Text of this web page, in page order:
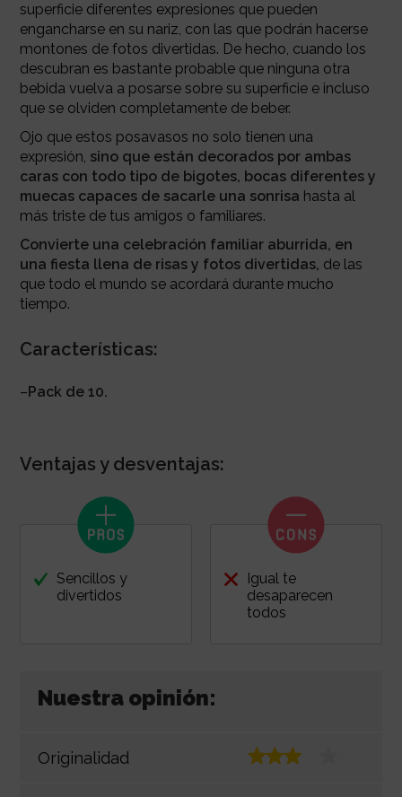
superficie diferentes expresiones que pueden
engancharse en su nariz, con las que podrán hacerse
montones de fotos divertidas. De hecho, cuando los
descubran es bastante probable que ninguna otra
bebida vuelva a posarse sobre su superficie e incluso
que se olviden completamente de beber.
Ojo que estos posavasos no solo tienen una
expresión, sino que están decorados por ambas
caras con todo tipo de bigotes, bocas diferentes y
muecas capaces de sacarle una sonrisa hasta al
más triste de tus amigos o familiares.
Convierte una celebración familiar aburrida, en
una fiesta llena de risas y fotos divertidas, de las
que todo el mundo se acordará durante mucho
tiempo.
Características:
–Pack de 10.
Ventajas y desventajas:
Sencillos y
divertidos
Igual te
desaparecen
todos
Nuestra opinión:
Originalidad